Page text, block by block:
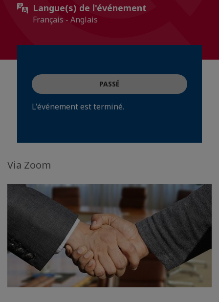
Langue(s) de l'événement
Français - Anglais
PASSÉ
L'événement est terminé.
Via Zoom